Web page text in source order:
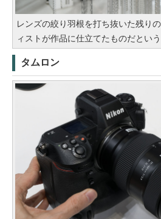
レンズの絞り羽根を打ち抜いた残り
ィストが作品に仕立てたものだという
タムロン